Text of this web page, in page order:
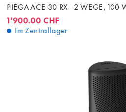
PIEGA ACE 30 RX - 2 WEGE, 100
1'900.00 CHF
Im Zentrallager